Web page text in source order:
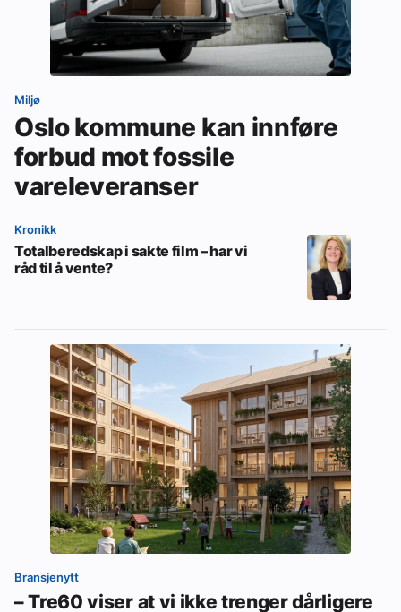
Miljø
Oslo kommune kan innføre
forbud mot fossile
vareleveranser
Kronikk
Totalberedskap i sakte film – har vi
råd til å vente?
Bransjenytt
– Tre60 viser at vi ikke trenger dårligere